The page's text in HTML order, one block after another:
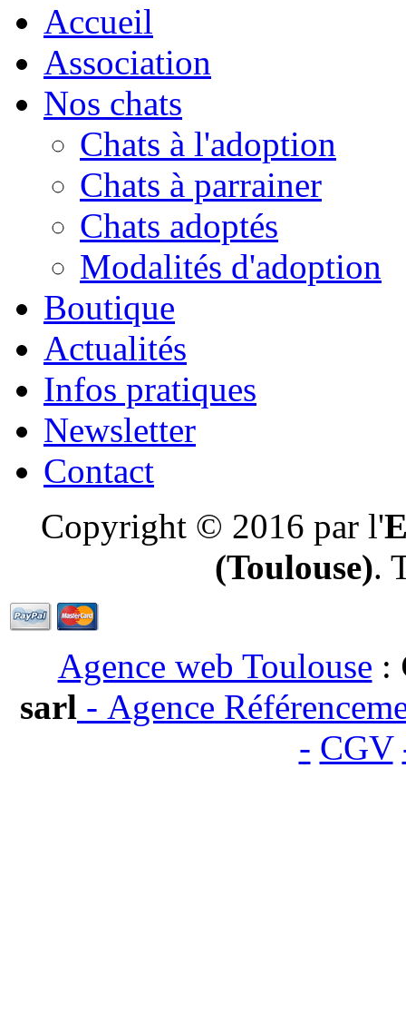
Accueil
Association
Nos chats
Chats à l'adoption
Chats à parrainer
Chats adoptés
Modalités d'adoption
Boutique
Actualités
Infos pratiques
Newsletter
Contact
Copyright © 2016 par l'
(Toulouse).
Agence web Toulouse :
sarl - Agence
- CGV